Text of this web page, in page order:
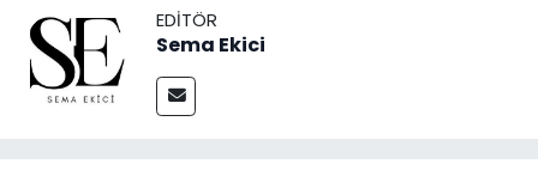
EDITÖR
Sema Ekici